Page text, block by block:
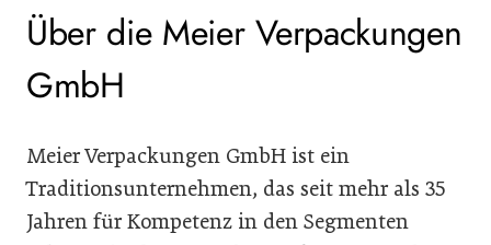
Über die Meier Verpackungen
GmbH
Meier Verpackungen GmbH ist ein
Traditionsunternehmen, das seit mehr als 35
Jahren für Kompetenz in den Segmenten